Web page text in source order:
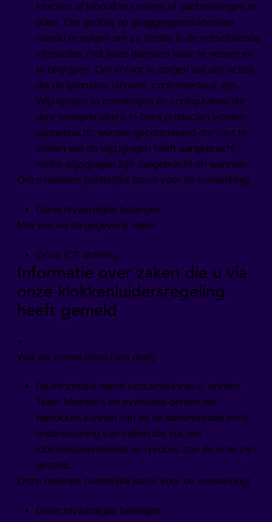
functies of inhoud te creëren of aanbevelingen te
doen. Om gedrag op geaggregeerd/anoniem
niveau te volgen om zo trends in de verschillende
interacties met onze diensten waar te nemen en
te begrijpen. Om ervoor te zorgen dat alle acties
die de gebruiker uitvoert, controleerbaar zijn.
Wijzigingen in instellingen en configuraties die
door eindgebruikers in onze producten worden
aangebracht, worden gecontroleerd om vast te
stellen wie de wijzigingen heeft aangebracht,
welke wijzigingen zijn aangebracht en wanneer.
Onze redenen (wettelijke basis voor de verwerking)
Gerechtvaardigde belangen
Met wie we de gegevens delen
Onze ICT-afdeling.
Informatie over zaken die u via
onze klokkenluidersregeling
heeft gemeld
+
Wat we ermee doen (ons doel)
De informatie wordt verzameld van u, andere
Team Members en eventuele derden die
betrokken kunnen zijn bij de administratie en/of
ondersteuning van zaken die via ons
klokkenluidersbeleid en -proces aan de orde zijn
gesteld.
Onze redenen (wettelijke basis voor de verwerking)
Gerechtvaardigde belangen.